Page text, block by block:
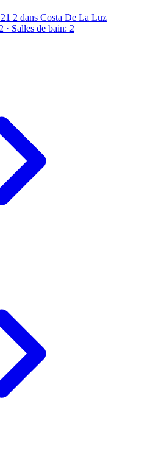
2 dans Costa De La Luz
· Salles de bain: 2